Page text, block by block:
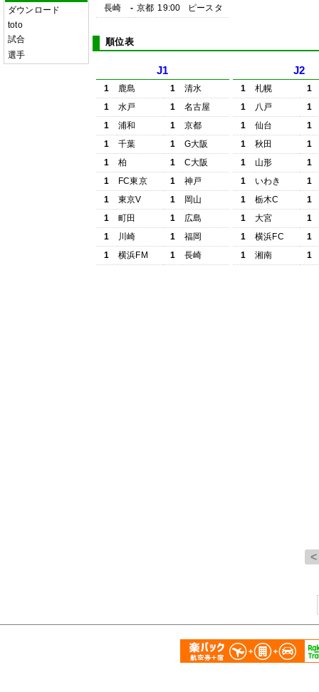
ダウンロード
toto
試合
選手
長崎
- 京都 19:00 ピースタ
順位表
J1
1 鹿島 1
清水
1
水戸 1
名古屋
1
浦和 1
京都
1
千葉 1
G大阪
1
柏 1
C大阪
1
FC東京 1
神戸
1
東京V 1
岡山
1
町田 1
広島
1
川崎 1
福岡
1
横浜FM 1 長崎
J2
1 札幌
1
1
八戸
1
1
仙台
1
1
秋田
1
1
山形
1
1
いわき
1
1
栃木C
1
1
大宮
1
1
横浜FC
1
1
湘南 1